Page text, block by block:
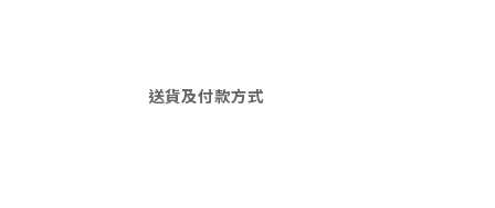
送貨及付款方式